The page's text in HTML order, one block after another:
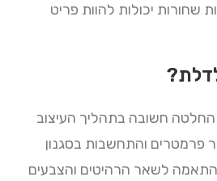
שחורות יכולות להוות פריט
חשובה בתהליך העיצוב
והתחשבות בסגנון
לשאר הרהיטים והצבעים